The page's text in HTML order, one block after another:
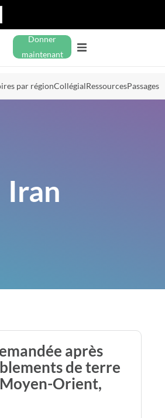
Donner
maintenant
par régionCollégialRessourcesPassages
Iran
après
de terre
Orient,